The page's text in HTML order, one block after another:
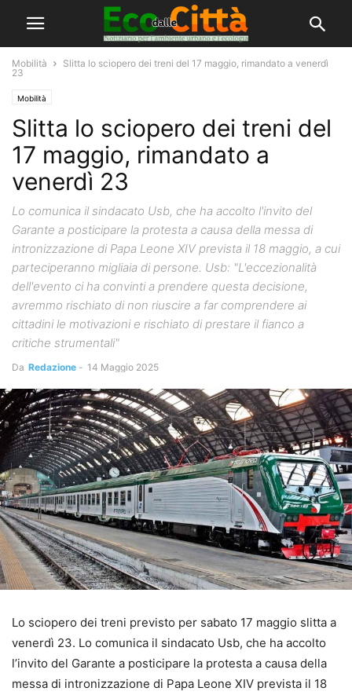
Mobilità
Slitta lo sciopero dei treni del 17 maggio, rimandato a venerdì
23
Mobilità
Slitta lo sciopero dei treni del
17 maggio, rimandato a
venerdì 23
Lo comunica il sindacato Usb, che ha accolto l'invito del
Garante a posticipare la protesta a causa della messa di
intronizzazione di Papa Leone XIV prevista il 18 maggio, a cui
parteciperanno migliaia di persone. Usb: "L'eccezionalità
dell'evento ci ha convinti a prendere questa decisione,
avremmo rischiato di non riuscire a far comprendere ai
cittadini le motivazioni e rischiato di prestare il fianco a
critiche strumentali"
Da Redazione - 14 Maggio 2025
Lo sciopero dei treni previsto per sabato 17 maggio slitta a
venerdì 23. Lo comunica il sindacato Usb, che ha accolto
l’invito del Garante a posticipare la protesta a causa della
messa di intronizzazione di Papa Leone XIV prevista il 18